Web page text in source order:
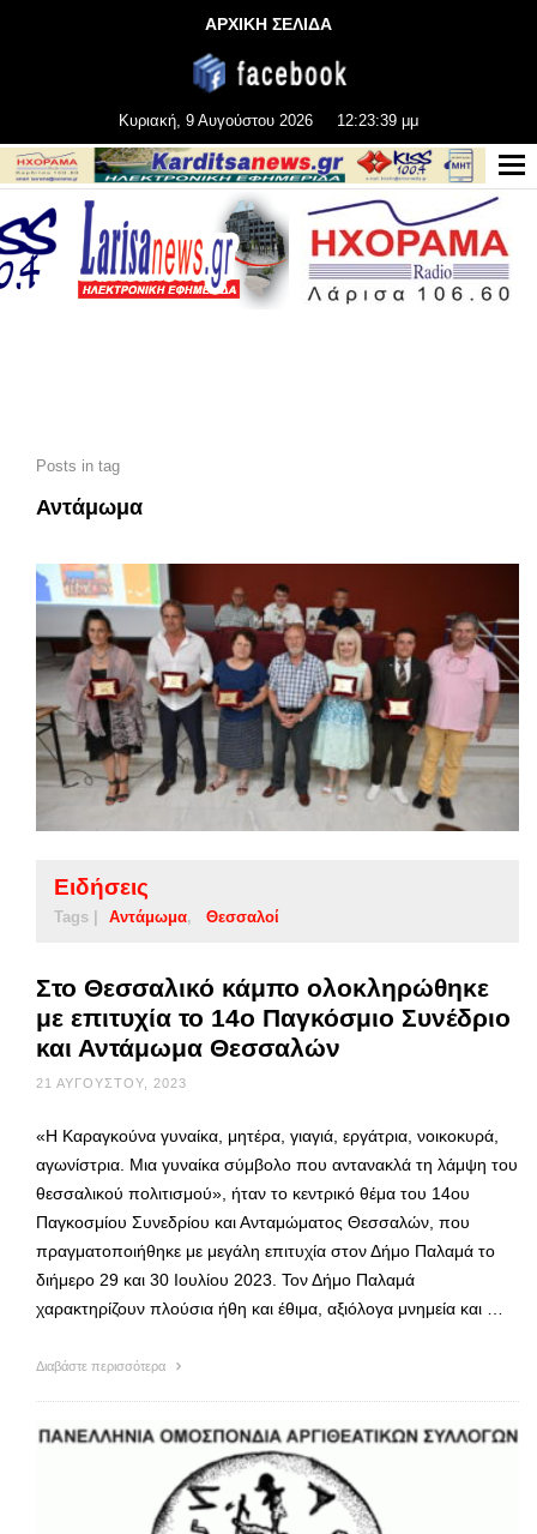
ΑΡΧΙΚΗ ΣΕΛΙΔΑ
Κυριακή, 9 Αυγούστου 2026 12:23:41 μμ
Posts in tag
Αντάμωμα
Ειδήσεις
Tags | Αντάμωμα Θεσσαλοί
Στο Θεσσαλικό κάμπο ολοκληρώθηκε
με επιτυχία το 14ο Παγκόσμιο Συνέδριο
και Αντάμωμα Θεσσαλών
21 ΑΥΓΟΎΣΤΟΥ, 2023
«Η Καραγκούνα γυναίκα, μητέρα, γιαγιά, εργάτρια, νοικοκυρά,
αγωνίστρια. Μια γυναίκα σύμβολο που αντανακλά τη λάμψη του
θεσσαλικού πολιτισμού», ήταν το κεντρικό θέμα του 14ου
Παγκοσμίου Συνεδρίου και Ανταμώματος Θεσσαλών, που
πραγματοποιήθηκε με μεγάλη επιτυχία στον Δήμο Παλαμά το
διήμερο 29 και 30 Ιουλίου 2023. Τον Δήμο Παλαμά
χαρακτηρίζουν πλούσια ήθη και έθιμα, αξιόλογα μνημεία και …
Διαβάστε περισσότερα